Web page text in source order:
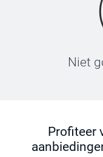
Niet
Profiteer